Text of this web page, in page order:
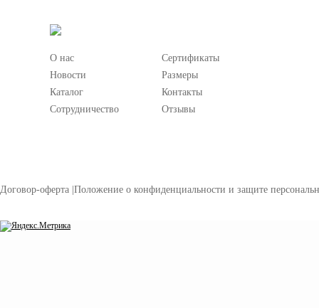
О нас
Новости
Каталог
Сотрудничество
Сертификаты
Размеры
Контакты
Отзывы
Договор-оферта Положение о конфиденциальности и защите